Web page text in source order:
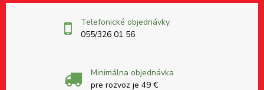
Telefonické objednávky
055/326 01 56
Minimálna objednávka
pre rozvoz je 49 €